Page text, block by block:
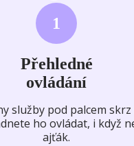
1
Přehledné
ovládání
služby pod palcem
ho ovládat, i když
ajťák.